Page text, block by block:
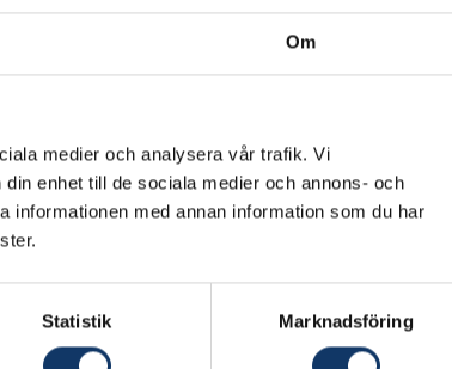
Om
medier och analysera vår trafik. Vi
enhet till de sociala medier och annons- och
med annan information som du har
Statistik Marknadsföring
Aron Larsson